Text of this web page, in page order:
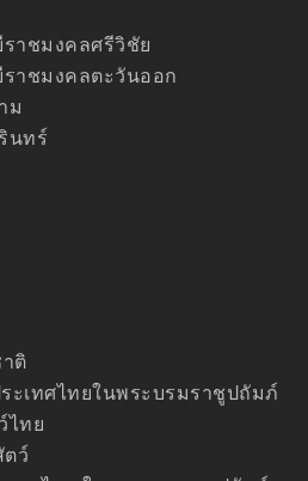
าชมงคลศรีวิชัย
าชมงคลตะวันออก
ม
นทร์
ติ
เทศไทยในพระบรมราชูปถัมภ์
ไทย
ว์